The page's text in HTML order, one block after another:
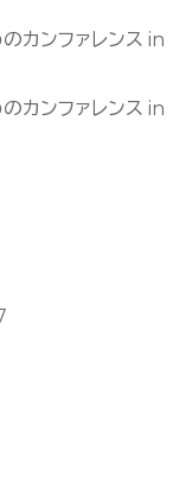
カンファレンス in
カンファレンス in